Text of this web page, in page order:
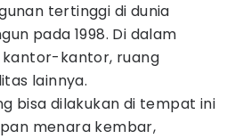
tertinggi di dunia
pada 1998. Di dalam
kantor, ruang
lainnya.
bisa dilakukan di tempat ini
menara kembar,